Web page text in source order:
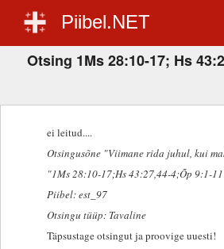
Piibel.NET
Otsing 1Ms 28:10-17; Hs
ei leitud....
Otsingusõne "Viimane rida juhul, kui
"1Ms 28:10-17;Hs 43:27,44-4;Õp 9:1-
Piibel: est_97
Otsingu tüüp: Tavaline
Täpsustage otsingut ja proovige uuesti!